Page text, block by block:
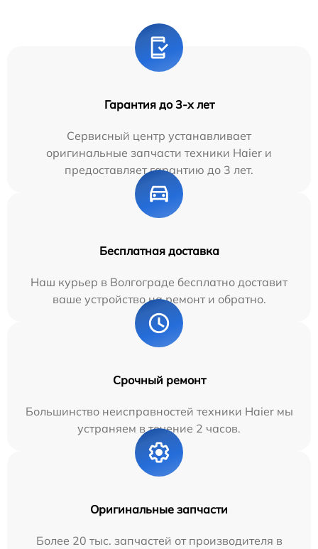
Гарантия до 3-х лет
Сервисный центр устанавливает
оригинальные запчасти техники Haier и
предоставляет гарантию до 3 лет.
Бесплатная доставка
Наш курьер в Волгограде бесплатно доставит
ваше устройство на ремонт и обратно.
Срочный ремонт
Большинство неисправностей техники Haier мы
устраняем в течение 2 часов.
Оригинальные запчасти
Более 20 тыс. запчастей от производителя в